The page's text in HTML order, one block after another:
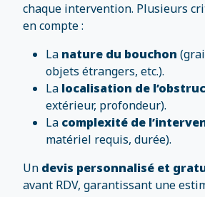
chaque intervention. Plusieurs
en compte :
La nature du bouchon
objets étrangers, etc.).
La localisation de
extérieur, profondeur).
La complexité de
matériel requis, durée).
Un devis personnalisé et
avant RDV, garantissant une